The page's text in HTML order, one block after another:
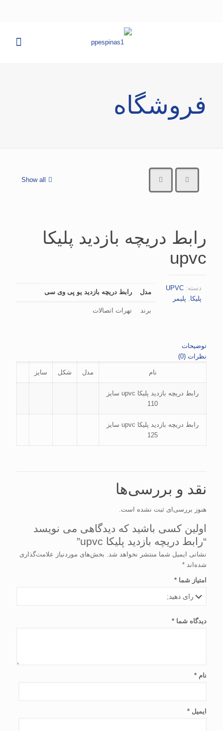
فروشگاه
Show all
رابط دریچه بازدید پلیکا
upvc
مدل رابط دریچه بازدید یو پی وی سی
برند تهرات اتصالات
دسته: UPVC
پلیکا, پلیمر
توضیحات
نظرات (0)
نام مدل شکل سایز
رابط دریچه بازدید پلیکا upvc سایز
110
رابط دریچه بازدید پلیکا upvc سایز
125
نقد و بررسی‌ها
هنوز بررسی‌ای ثبت نشده است.
اولین کسی باشید که دیدگاهی می نویسد
“رابط دریچه بازدید پلیکا upvc”
نشانی ایمیل شما منتشر نخواهد شد. بخش‌های موردنیاز علامت‌گذاری
شده‌اند *
امتیاز شما *
دیدگاه شما *
نام *
ایمیل *